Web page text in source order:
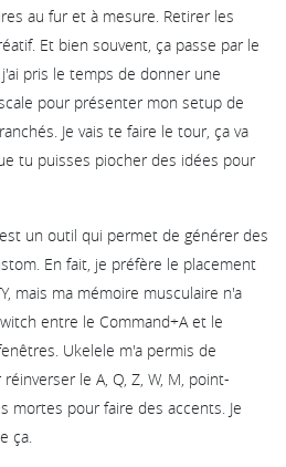
au fur et à mesure. Retirer les
Et bien souvent, ça passe par le
pris le temps de donner une
pour présenter mon setup de
Je vais te faire le tour, ça va
tu puisses piocher des idées pour
un outil qui permet de générer des
En fait, je préfère le placement
mais ma mémoire musculaire n'a
entre le Command+A et le
Ukelele m'a permis de
le A, Q, Z, W, M, point-
mortes pour faire des accents. Je
ça.